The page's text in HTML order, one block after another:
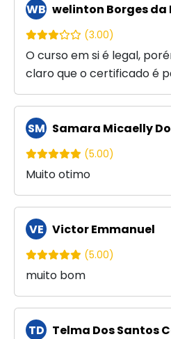
WB welinton Borges da
(3.00)
O curso em si é legal,
claro que o certificado é
SM Samara Micaelly
(5.00)
Muito otimo
VE Victor Emmanuel
(5.00)
muito bom
TD Telma Dos Santos